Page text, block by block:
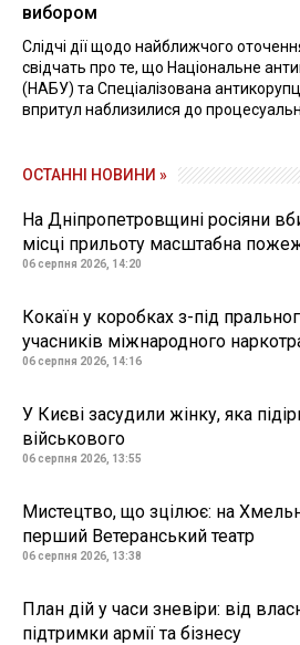
вибором
Слідчі дії щодо найближчого
свідчать про те, що Національне
(НАБУ) та Спеціалізована
впритул наблизилися до
ОСТАННІ НОВИНИ »
На Дніпропетровщині росіяни
місці прильоту масштабна
06 серпня 2026, 14:20
Кокаїн у коробках з-під
учасників міжнародного
06 серпня 2026, 14:16
У Києві засудили жінку, яка
військового
06 серпня 2026, 13:55
Мистецтво, що зцілює: на
перший Ветеранський театр
06 серпня 2026, 13:38
План дій у часи зневіри: від
підтримки армії та бізнесу